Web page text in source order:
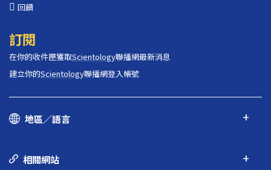
回饋
訂閱
在你的收件匣獲取Scientology聯播網最新消息
建立你的Scientology聯播網登入帳號
地區／語言
相關網站